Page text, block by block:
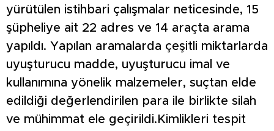
yürütülen istihbari çalışmalar neticesinde, 15
şüpheliye ait 22 adres ve 14 araçta arama
yapıldı. Yapılan aramalarda çeşitli miktarlarda
uyuşturucu madde, uyuşturucu imal ve
kullanımına yönelik malzemeler, suçtan elde
edildiği değerlendirilen para ile birlikte silah
ve mühimmat ele geçirildi.Kimlikleri tespit